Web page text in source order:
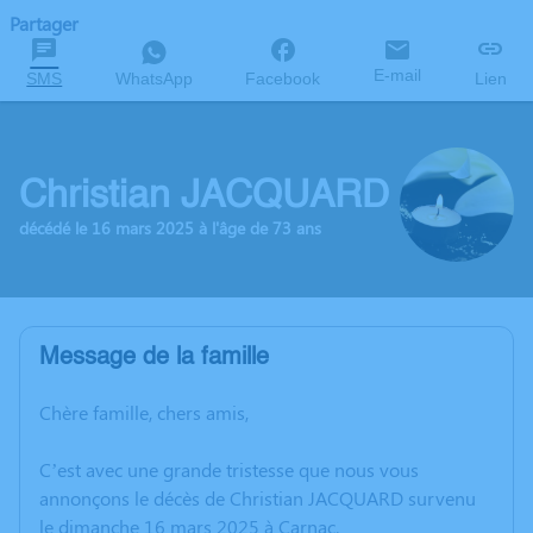
Partager
SMS WhatsApp Facebook E-mail Lien
Christian JACQUARD
décédé le 16 mars 2025 à l'âge de 73 ans
Message de la famille
Chère famille, chers amis,
C’est avec une grande tristesse que nous vous
annonçons le décès de Christian JACQUARD survenu
le dimanche 16 mars 2025 à Carnac.